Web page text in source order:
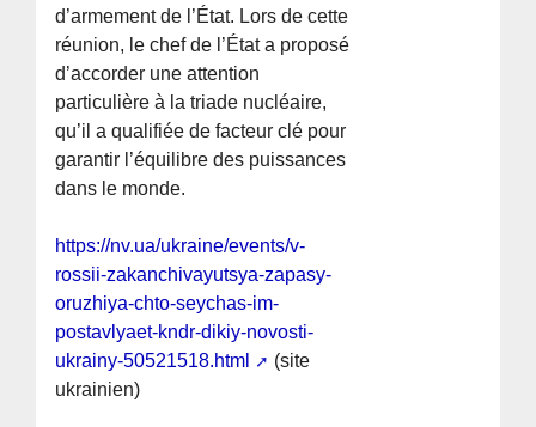
d’armement de l’État. Lors de cette
réunion, le chef de l’État a proposé
d’accorder une attention
particulière à la triade nucléaire,
qu’il a qualifiée de facteur clé pour
garantir l’équilibre des puissances
dans le monde.
https://nv.ua/ukraine/events/v-
rossii-zakanchivayutsya-zapasy-
oruzhiya-chto-seychas-im-
postavlyaet-kndr-dikiy-novosti-
ukrainy-50521518.html
(site
ukrainien)